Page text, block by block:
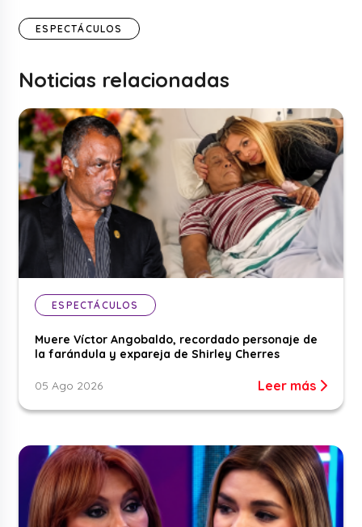
ESPECTÁCULOS
Noticias relacionadas
ESPECTÁCULOS
Muere Víctor Angobaldo, recordado personaje de
la farándula y expareja de Shirley Cherres
05 Ago 2026 Leer más